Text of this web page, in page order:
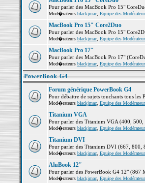
Pour parler des MacBook Pro 15"
Mod�rateurs blackjmac, Equipe des
MacBook Pro 15" Core2Duo
Pour parler des MacBook Pro 15"
Mod�rateurs blackjmac, Equipe des
MacBook Pro 17"
Pour parler des MacBook Pro 17"
Mod�rateurs blackjmac, Equipe des
PowerBook G4
Forum générique PowerBook G4
Pour débattre de sujets touchants tous les
Mod�rateurs blackjmac, Equipe des
Titanium VGA
Pour parler des Titanium VGA (400, 500,
Mod�rateurs blackjmac, Equipe des
Titanium DVI
Pour parler des Titanium DVI (667, 800,
Mod�rateurs blackjmac, Equipe des
AluBook 12"
Pour parler des PowerBook G4 12" (867
Mod�rateurs blackjmac, Equipe des